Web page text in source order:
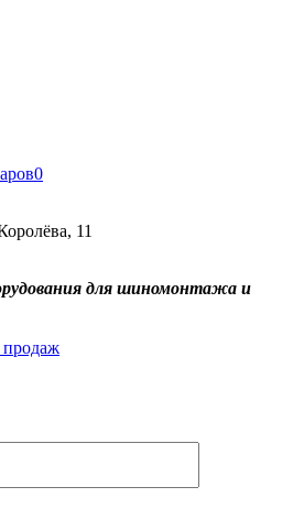
0
11
для шиномонтажа и